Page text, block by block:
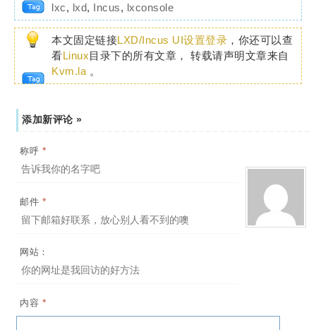
lxc, lxd, Incus, lxconsole
本文固定链接LXD/Incus UI设置登录 ，你还可以查
看Linux目录下的所有文章， 转载请声明文章来自
Kvm.la 。
添加新评论 »
称呼 *
邮件 *
网站：
内容 *